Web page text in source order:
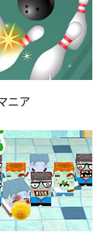
ニア